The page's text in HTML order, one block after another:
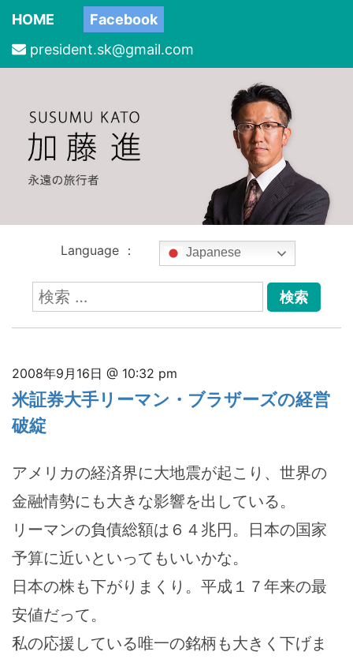
HOME
Facebook
president.sk@gmail.com
Language ： Japanese
検
索:
2008年9月16日 @ 10:32 pm
米証券大手リーマン・ブラザーズの経営
破綻
アメリカの経済界に大地震が起こり、世界の
金融情勢にも大きな影響を出している。
リーマンの負債総額は６４兆円。日本の国家
予算に近いといってもいいかな。
日本の株も下がりまくり。平成１７年来の最
安値だって。
私の応援している唯一の銘柄も大きく下げま